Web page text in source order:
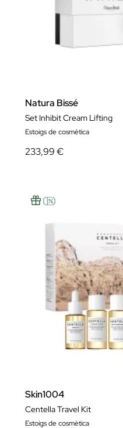
Natura Bissé
Set Inhibit Cream Lifting
Estoigs de cosmètica
233,99 €
Skin1004
Centella Travel Kit
Estoigs de cosmètica